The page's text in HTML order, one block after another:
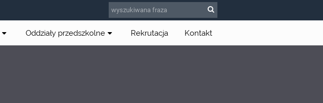
Oddziały przedszkolne Rekrutacja Kontakt